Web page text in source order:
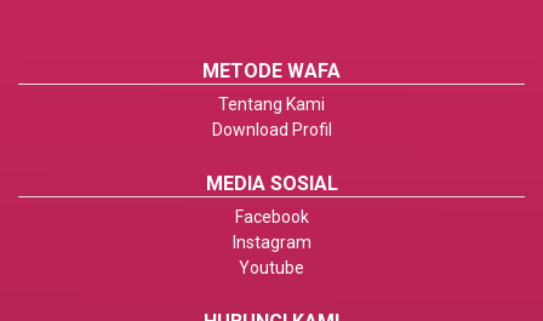
METODE WAFA
Tentang Kami
Download Profil
MEDIA SOSIAL
Facebook
Instagram
Youtube